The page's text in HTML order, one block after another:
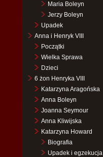
Maria Boleyn
Jerzy Boleyn
Upadek
Anna i Henryk VIII
Początki
Wielka Sprawa
Dzieci
6 żon Henryka VIII
Katarzyna Aragońska
Anna Boleyn
Joanna Seymour
Anna Kliwijska
Katarzyna Howard
Biografia
Upadek i egzekucja